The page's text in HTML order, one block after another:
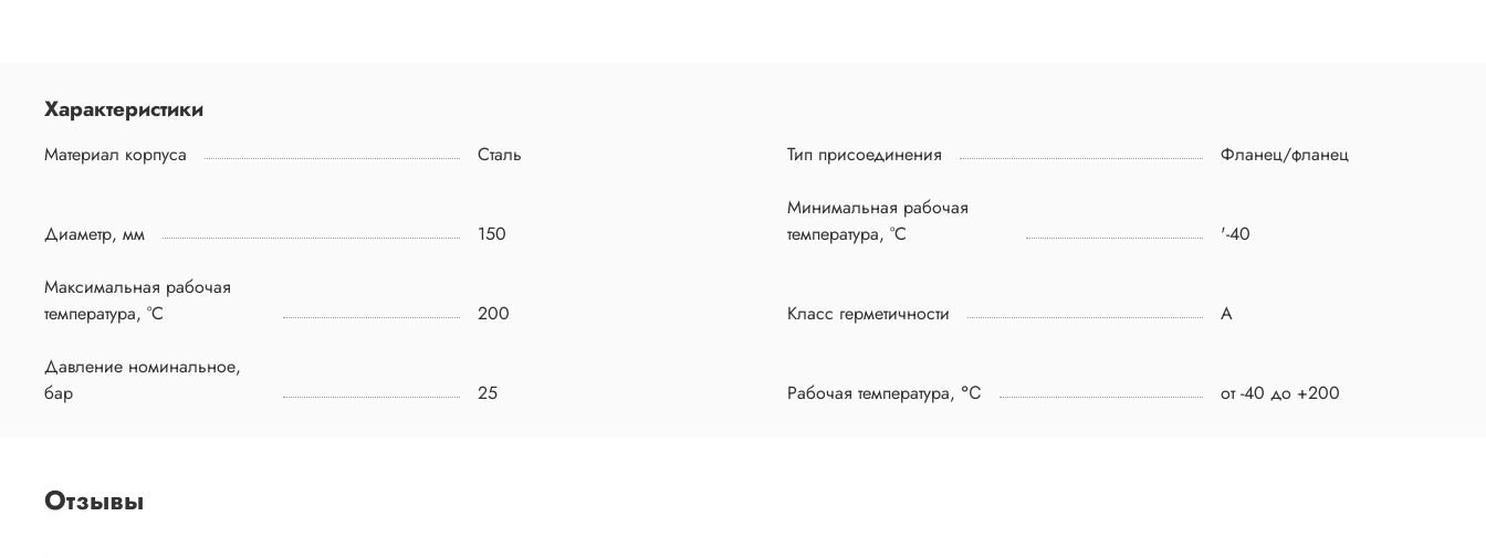
Характеристики
Материал корпуса Сталь Тип присоединения Фланец/фланец
Диаметр, мм 150
Минимальная рабочая
температура, °C
'-40
Максимальная рабочая
температура, °C
200 Класс герметичности A
Давление номинальное,
бар
25 Рабочая температура, ℃ от -40 до +200
Отзывы